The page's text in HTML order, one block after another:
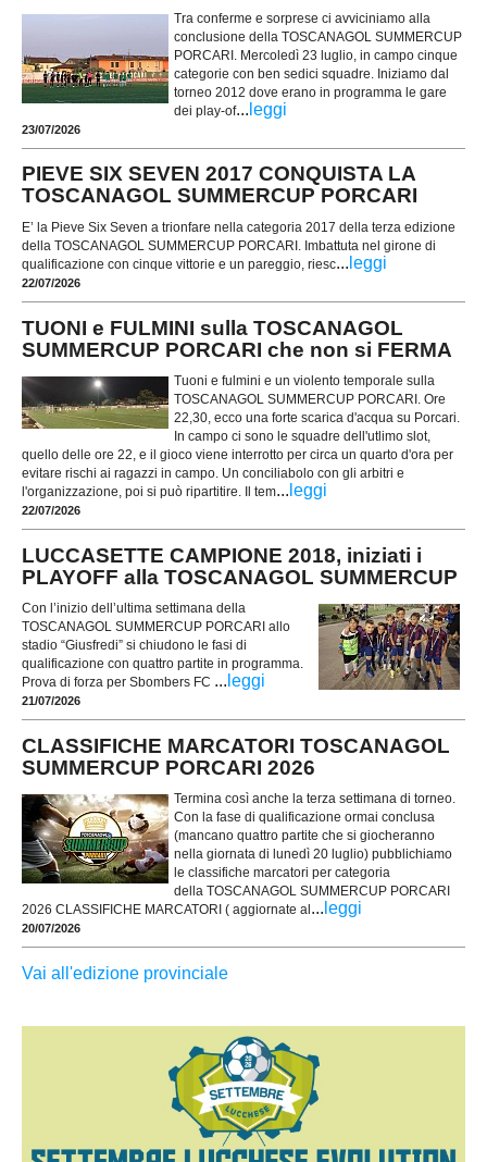
Tra conferme e sorprese ci avviciniamo alla
conclusione della TOSCANAGOL SUMMERCUP
PORCARI. Mercoledì 23 luglio, in campo cinque
categorie con ben sedici squadre. Iniziamo dal
torneo 2012 dove erano in programma le gare
dei play-of... leggi
23/07/2026
PIEVE SIX SEVEN 2017 CONQUISTA LA
TOSCANAGOL SUMMERCUP PORCARI
E’ la Pieve Six Seven a trionfare nella categoria 2017 della terza edizione
della TOSCANAGOL SUMMERCUP PORCARI. Imbattuta nel girone di
qualificazione con cinque vittorie e un pareggio, riesc... leggi
22/07/2026
TUONI e FULMINI sulla TOSCANAGOL
SUMMERCUP PORCARI che non si FERMA
Tuoni e fulmini e un violento temporale sulla
TOSCANAGOL SUMMERCUP PORCARI. Ore
22,30, ecco una forte scarica d'acqua su Porcari.
In campo ci sono le squadre dell'utlimo slot,
quello delle ore 22, e il gioco viene interrotto per circa un quarto d'ora per
evitare rischi ai ragazzi in campo. Un conciliabolo con gli arbitri e
l'organizzazione, poi si può ripartitire. Il tem... leggi
22/07/2026
LUCCASETTE CAMPIONE 2018, iniziati i
PLAYOFF alla TOSCANAGOL SUMMERCUP
Con l’inizio dell’ultima settimana della
TOSCANAGOL SUMMERCUP PORCARI allo
stadio “Giusfredi” si chiudono le fasi di
qualificazione con quattro partite in programma.
Prova di forza per Sbombers FC ... leggi
21/07/2026
CLASSIFICHE MARCATORI TOSCANAGOL
SUMMERCUP PORCARI 2026
Termina così anche la terza settimana di torneo.
Con la fase di qualificazione ormai conclusa
(mancano quattro partite che si giocheranno
nella giornata di lunedì 20 luglio) pubblichiamo
le classifiche marcatori per categoria
della TOSCANAGOL SUMMERCUP PORCARI
2026 CLASSIFICHE MARCATORI ( aggiornate al ... leggi
20/07/2026
Vai all'edizione provinciale